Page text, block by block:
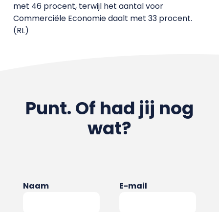
met 46 procent, terwijl het aantal voor
Commerciële Economie daalt met 33 procent.
(RL)
Punt. Of had jij nog
wat?
Naam E-mail